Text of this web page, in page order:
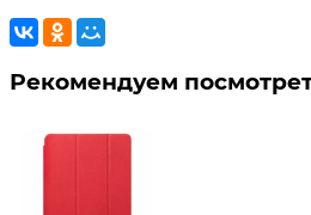
Рекомендуем